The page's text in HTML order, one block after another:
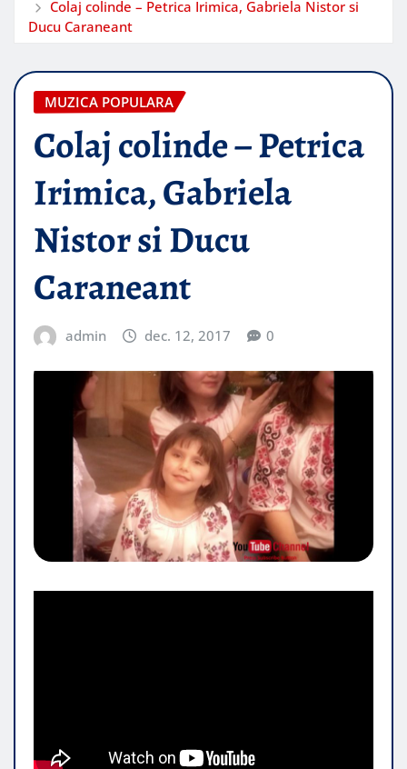
Colaj colinde – Petrica Irimica, Gabriela Nistor si
Ducu Caraneant
MUZICA POPULARA
Colaj colinde – Petrica
Irimica, Gabriela
Nistor si Ducu
Caraneant
admin dec. 12, 2017 0